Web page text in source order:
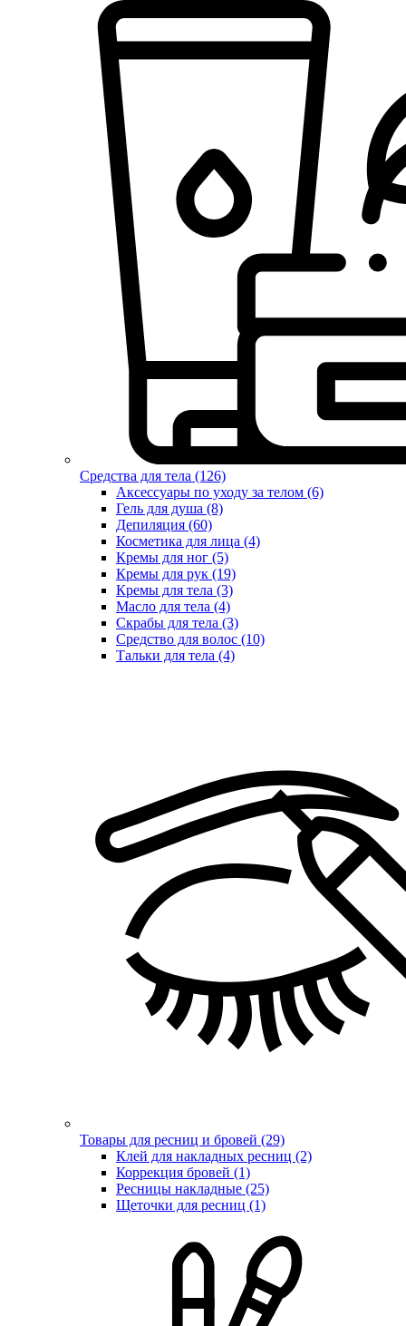
Средства для тела (126)
Аксессуары по уходу за телом (6)
Гель для душа (8)
Депиляция (60)
Косметика для лица (4)
Кремы для ног (5)
Кремы для рук (19)
Кремы для тела (3)
Масло для тела (4)
Скрабы для тела (3)
Средство для волос (10)
Тальки для тела (4)
Товары для ресниц и бровей (29)
Клей для накладных ресниц (2)
Коррекция бровей (1)
Ресницы накладные (25)
Щеточки для ресниц (1)